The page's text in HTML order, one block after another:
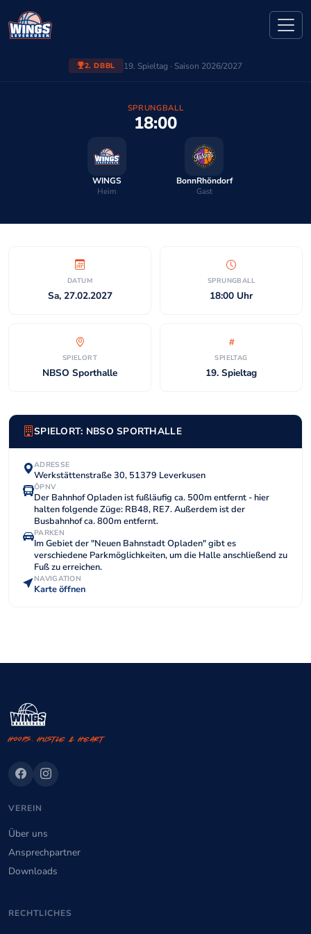
2. DBBL 19. Spieltag · Saison 2026/2027
WINGS
Heim
SPRUNGBALL
18:00
BonnRhöndorf
Gast
DATUM
Sa, 27.02.2027
SPRUNGBALL
18:00 Uhr
SPIELORT
NBSO Sporthalle
SPIELTAG
19. Spieltag
SPIELORT: NBSO SPORTHALLE
ADRESSE
Werkstättenstraße 30, 51379 Leverkusen
ÖPNV
Der Bahnhof Opladen ist fußläufig ca. 500m entfernt - hier
halten folgende Züge: RB48, RE7. Außerdem ist der
Busbahnhof ca. 800m entfernt.
PARKEN
Im Gebiet der "Neuen Bahnstadt Opladen" gibt es
verschiedene Parkmöglichkeiten, um die Halle anschließend zu
Fuß zu erreichen.
NAVIGATION
Karte öffnen
Hoops. Hustle & Heart
VEREIN
Über uns
Ansprechpartner
Downloads
RECHTLICHES